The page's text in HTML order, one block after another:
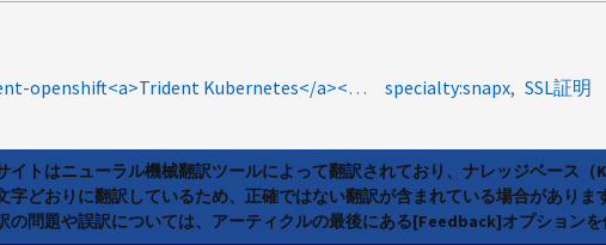
product-categories:trident-openshift<a>Trident Kubernetes</a><a>ssl_error_syscall</a><a>for -translation</a> specialty:snapx SSL証明
イトはニューラル機械翻訳ツールによって翻訳されており、ナレッジベース
字どおりに翻訳しているため、正確ではない翻訳が含まれている場合があり
の問題や誤訳については、アーティクルの最後にある[Feedback]オプションを